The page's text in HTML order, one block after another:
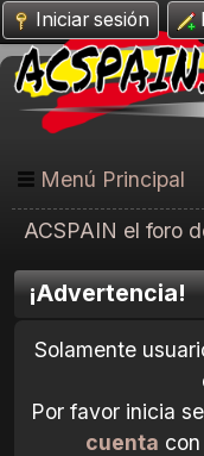
Iniciar sesión
Menú Principal
ACSPAIN el foro
¡Advertencia!
Solamente
Por favor inicia
cuenta